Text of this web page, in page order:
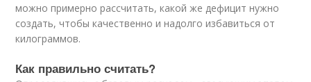
можно примерно рассчитать, какой же дефицит нужно
создать, чтобы качественно и надолго избавиться от
килограммов.
Как правильно считать?